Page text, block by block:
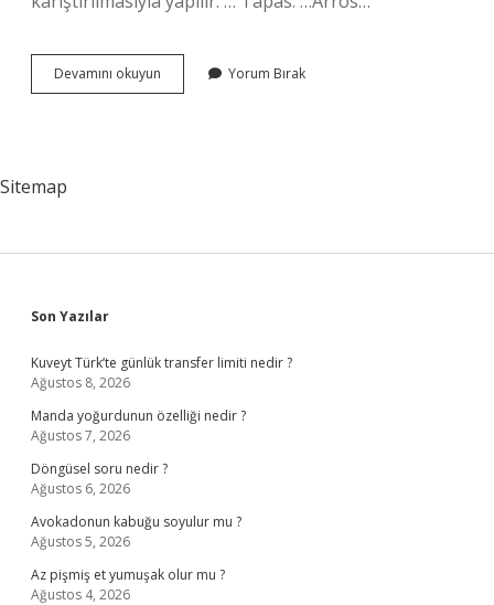
Devamını okuyun Barselona
Da
Yorum Bırak
Sitemap
Sidebar
Son Yazılar
Kuveyt Türk’te günlük transfer limiti nedir ?
Ağustos 8, 2026
Manda yoğurdunun özelliği nedir ?
Ağustos 7, 2026
Döngüsel soru nedir ?
Ağustos 6, 2026
Avokadonun kabuğu soyulur mu ?
Ağustos 5, 2026
Az pişmiş et yumuşak olur mu ?
Ağustos 4, 2026